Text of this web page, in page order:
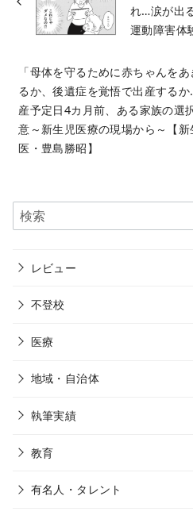
れ…涙が出
運動障害体
「母体を守るために赤ちゃんを
るか、後遺症を覚悟で出産する
産予定日4カ月前、ある家族の選
意～新生児医療の現場から～【新
医・豊島勝昭】
レビュー
不登校
医療
地域・自治体
執筆実績
教育
有名人・タレント